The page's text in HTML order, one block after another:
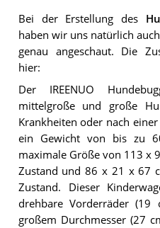
Bei der Erstellung des
haben wir uns natürlich
genau angeschaut. Die
hier:
Der IREENUO
mittelgroße und große
Krankheiten oder nach
ein Gewicht von bis zu
maximale Größe von 113 x
Zustand und 86 x 21 x 67
Zustand. Dieser
drehbare Vorderräder
großem Durchmesser (27